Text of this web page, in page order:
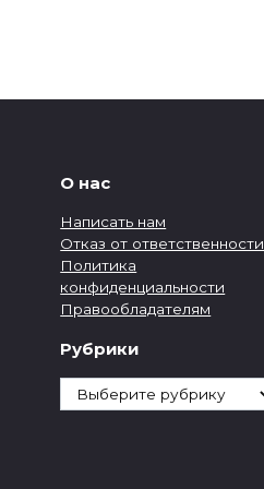
О нас
Написать нам
Отказ от ответственности
Политика
конфиденциальности
Правообладателям
Рубрики
Рубрики